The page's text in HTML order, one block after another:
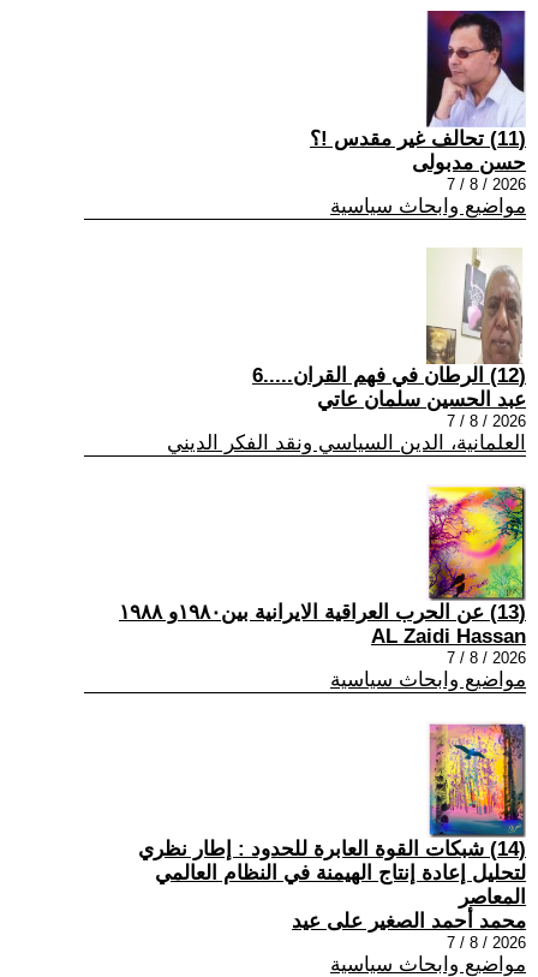
(11) تحالف غير مقدس !؟
حسن مدبولى
2026 / 8 / 7
مواضيع وابحاث سياسية
(12) الرطان في فهم القران.....6
عبد الحسين سلمان عاتي
2026 / 8 / 7
العلمانية، الدين السياسي ونقد الفكر الديني
(13) عن الحرب العراقية الايرانية بين١٩٨٠و ١٩٨٨
AL Zaidi Hassan
2026 / 8 / 7
مواضيع وابحاث سياسية
(14) شبكات القوة العابرة للحدود : إطار نظري
لتحليل إعادة إنتاج الهيمنة في النظام العالمي
المعاصر
محمد أحمد الصغير على عيد
2026 / 8 / 7
مواضيع وابحاث سياسية